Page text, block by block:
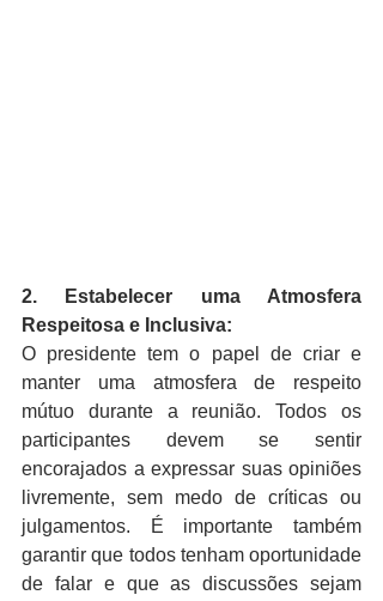
2. Estabelecer uma Atmosfera
Respeitosa e Inclusiva:
O presidente tem o papel de criar e
manter uma atmosfera de respeito
mútuo durante a reunião. Todos os
participantes devem se sentir
encorajados a expressar suas opiniões
livremente, sem medo de críticas ou
julgamentos. É importante também
garantir que todos tenham oportunidade
de falar e que as discussões sejam